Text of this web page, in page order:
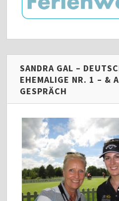
SANDRA GAL –
EHEMALIGE NR. 1 – &
GESPRÄCH